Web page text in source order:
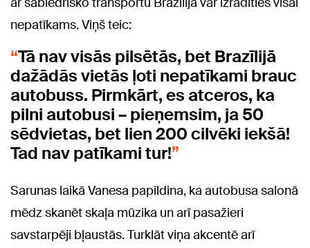
nepatīkams. Viņš teic:
Tā nav visās pilsētās, bet Brazīlijā
dažādās vietās ļoti nepatīkami brauc
autobuss. Pirmkārt, es atceros, ka
pilni autobusi – pieņemsim, ja 50
sēdvietas, bet lien 200 cilvēki iekšā!
Tad nav patīkami tur!
Sarunas laikā Vanesa papildina, ka autobusa salonā
mēdz skanēt skaļa mūzika un arī pasažieri
savstarpēji bļaustās. Turklāt viņa akcentē arī